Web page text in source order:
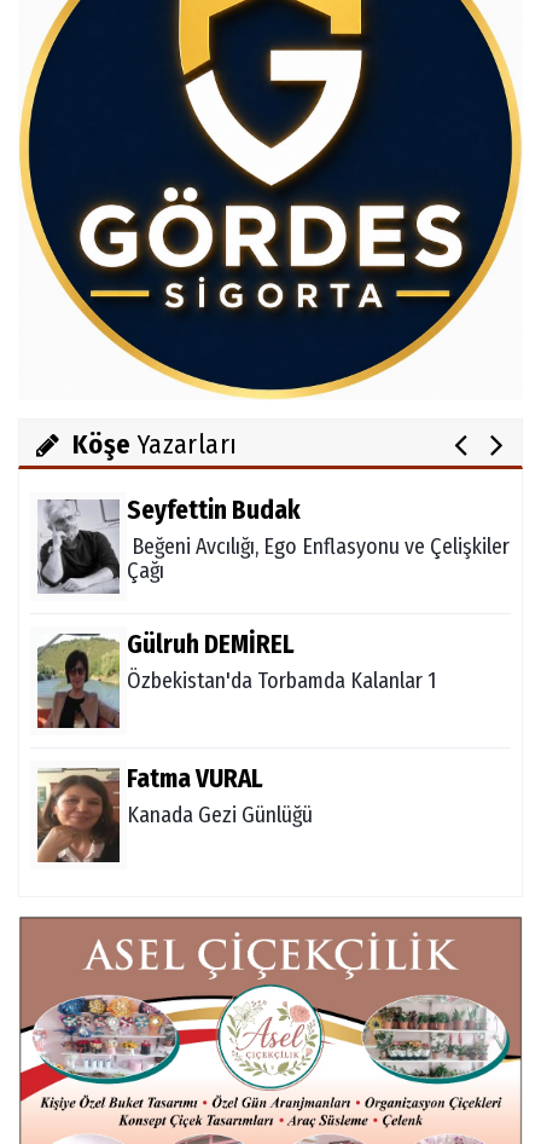
Köşe Yazarları
Av.Cenap GÜVEN
Gördesli Şair Alim Atay
Salih OKKALI
Seyfettin Budak
Beğeni Avcılığı, Ego Enflasyonu ve Çelişkiler
Çağı
Gülruh DEMİREL
Özbekistan'da Torbamda Kalanlar 1
Fatma VURAL
Kanada Gezi Günlüğü
Mert AKAR
Röportaj Serisi-46: Konuk =Prof.Dr.Hakan
Atalay (Psikanaliz)
Hüseyin TUNÇAY
Gökçeada Gezimiz-IV